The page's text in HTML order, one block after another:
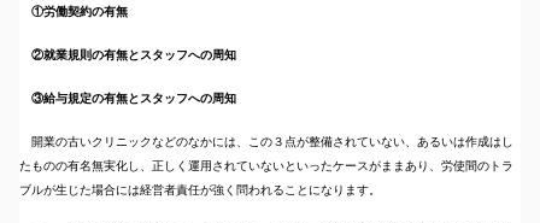
①労働契約の有無
②就業規則の有無とスタッフへの周知
③給与規定の有無とスタッフへの周知
開業の古いクリニックなどのなかには、この３点が整備されていない、あるいは作成はし
たものの有名無実化し、正しく運用されていないといったケースがままあり、労使間のトラ
ブルが生じた場合には経営者責任が強く問われることになります。